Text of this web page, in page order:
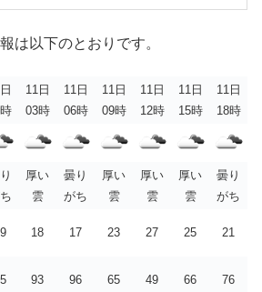
は以下のとおりです。
11日
03時
11日
06時
11日
09時
11日
12時
11日
15時
11日
18時
厚い
雲
曇り
がち
厚い
雲
厚い
雲
厚い
雲
曇り
がち
18 17 23 27 25 21
93 96 65 49 66 76